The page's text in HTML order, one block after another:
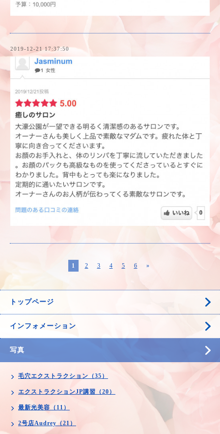
2019-12-21 17:37:50
1 2 3 4 5 6 »
トップページ
インフォメーション
写真
毛穴エクストラクション（35）
エクストラクションJP講習（20）
最新光美容（11）
2号店Audrey（21）